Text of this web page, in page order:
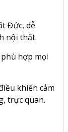
Đức, dễ
nội thất.
hợp mọi
khiển cảm
trực quan.